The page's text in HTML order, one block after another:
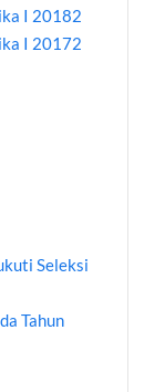
I 20182
I 20172
Seleksi
Tahun